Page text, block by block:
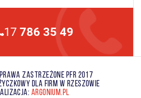
17 786 35 49
ZASTRZEŻONE PFR 2017
DLA FIRM W RZESZOWIE
ARGONIUM.PL